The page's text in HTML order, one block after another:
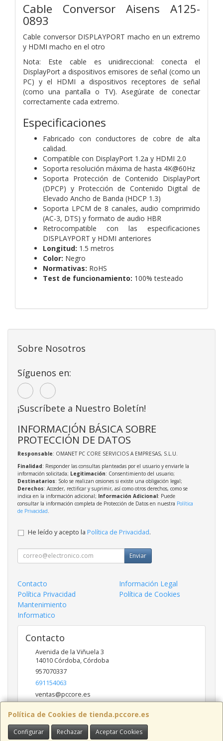
Cable Conversor Aisens A125-
0893
Cable conversor DISPLAYPORT macho en un extremo
y HDMI macho en el otro
Nota: Este cable es unidireccional: conecta el
DisplayPort a dispositivos emisores de señal (como un
PC) y el HDMI a dispositivos receptores de señal
(como una pantalla o TV). Asegúrate de conectar
correctamente cada extremo.
Especificaciones
Fabricado con conductores de cobre de alta
calidad.
Compatible con DisplayPort 1.2a y HDMI 2.0
Soporta resolución máxima de hasta 4K@60Hz
Soporta Protección de Contenido DisplayPort
(DPCP) y Protección de Contenido Digital de
Elevado Ancho de Banda (HDCP 1.3)
Soporta LPCM de 8 canales, audio comprimido
(AC-3, DTS) y formato de audio HBR
Retrocompatible con las especificaciones
DISPLAYPORT y HDMI anteriores
Longitud: 1.5 metros
Color: Negro
Normativas: RoHS
Test de funcionamiento: 100% testeado
Política de Cookies de tienda.pccore.es
Configurar Rechazar Aceptar Cookies
Sobre Nosotros
Síguenos en:
¡Suscríbete a Nuestro Boletín!
INFORMACIÓN BÁSICA SOBRE
PROTECCIÓN DE DATOS
Responsable: OMANET PC CORE SERVICIOS A EMPRESAS, S.L.U.
Finalidad: Responder las consultas planteadas por el usuario y enviarle la
información solicitada; Legitimación: Consentimiento del usuario;
Destinatarios: Solo se realizan cesiones si existe una obligación legal;
Derechos: Acceder, rectificar y suprimir, así como otros derechos, como se
indica en la información adicional; Información Adicional: Puede
consultar la información completa de Protección de Datos en nuestra Política
de Privacidad
He leído y acepto la Política de Privacidad.
Enviar
Contacto
Información Legal
Política Privacidad
Política de Cookies
Mantenimiento
Informatico
Contacto
Avenida de la Viñuela 3
14010 Córdoba, Córdoba
957070337
691154063
ventas@pccore.es
Horario